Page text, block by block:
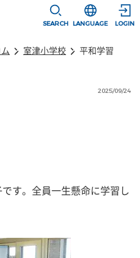
SEARCH
選択すると言
LANGUAGE LOGIN
室津小学校 平和学習
2025/09/24
す。全員一生懸命に学習し